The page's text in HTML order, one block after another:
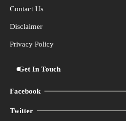
Contact Us
Disclaimer
Privacy Policy
Get In Touch
Facebook
Twitter